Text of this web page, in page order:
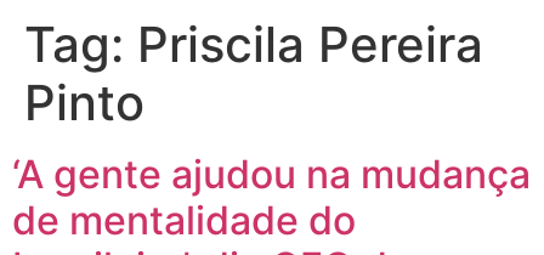
Tag: Priscila Pereira
Pinto
‘A gente ajudou na mudança
de mentalidade do